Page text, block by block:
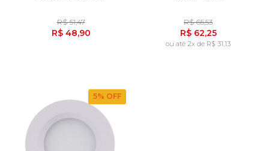
R$ 51,47
R$ 48,90
R$ 65,53
R$ 62,25
ou até 2x de R$ 31,13
5% OFF